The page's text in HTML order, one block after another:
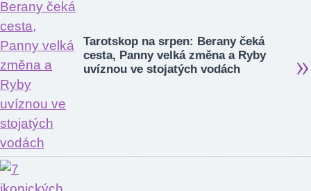
Tarotskop na srpen: Berany čeká
cesta, Panny velká změna a Ryby
uvíznou ve stojatých vodách